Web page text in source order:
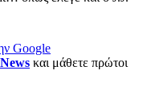
Google
και μάθετε πρώτοι